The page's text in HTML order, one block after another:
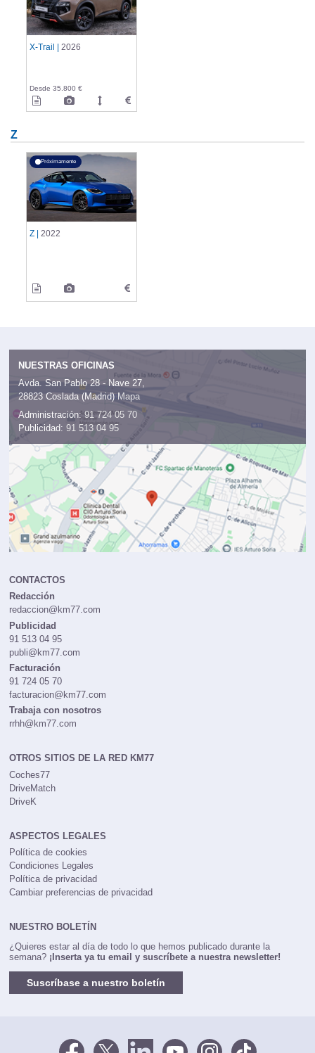
X-Trail | 2026
Desde 35.800 €
Z
Próximamente
Z | 2022
NUESTRAS OFICINAS
Avda. San Pablo 28 - Nave 27,
28823 Coslada (Madrid) Mapa
Administración: 91 724 05 70
Publicidad: 91 513 04 95
CONTACTOS
Redacción
redaccion@km77.com
Publicidad
91 513 04 95
publi@km77.com
Facturación
91 724 05 70
facturacion@km77.com
Trabaja con nosotros
rrhh@km77.com
OTROS SITIOS DE LA RED KM77
Coches77
DriveMatch
DriveK
ASPECTOS LEGALES
Política de cookies
Condiciones Legales
Política de privacidad
Cambiar preferencias de privacidad
NUESTRO BOLETÍN
¿Quieres estar al día de todo lo que hemos publicado durante la
semana? ¡Inserta ya tu email y suscríbete a nuestra newsletter!
Suscríbase a nuestro boletín